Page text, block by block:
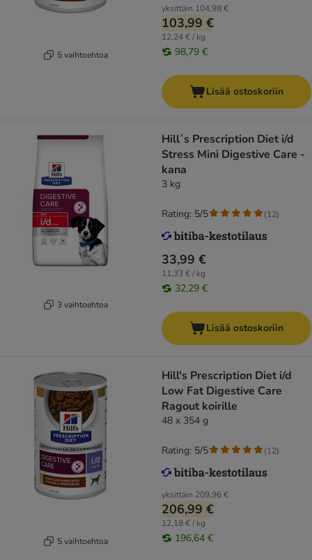
5 vaihtoehtoa
yksittäin 104,98 €
103,99 €
12,24 € / kg
98,79 €
Lisää ostoskoriin
3 vaihtoehtoa
Hill´s Prescription Diet i/d
Stress Mini Digestive Care -
kana
3 kg
33,99 €
11,33 € / kg
32,29 €
Rating: 5/5 (12)
Lisää ostoskoriin
5 vaihtoehtoa
Hill's Prescription Diet i/d
Low Fat Digestive Care
Ragout koirille
48 x 354 g
yksittäin 209,96 €
206,99 €
12,18 € / kg
196,64 €
Rating: 5/5 (12)